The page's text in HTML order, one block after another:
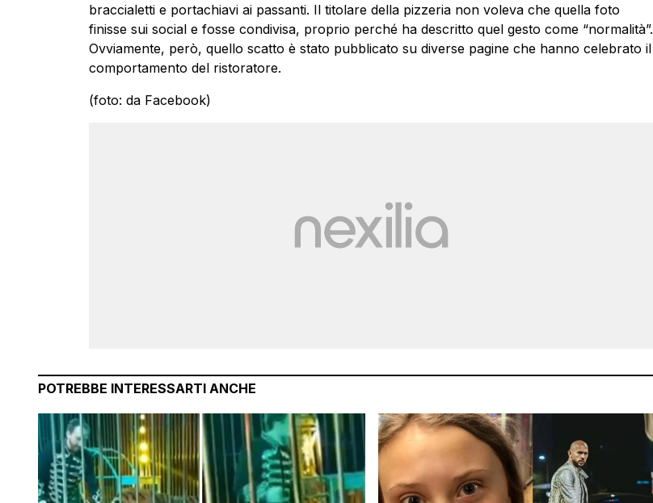
braccialetti e portachiavi ai passanti. Il titolare della pizzeria non voleva che quella foto
finisse sui social e fosse condivisa, proprio perché ha descritto quel gesto come “normalità”.
Ovviamente, però, quello scatto è stato pubblicato su diverse pagine che hanno celebrato il
comportamento del ristoratore.
(foto: da Facebook)
POTREBBE INTERESSARTI ANCHE